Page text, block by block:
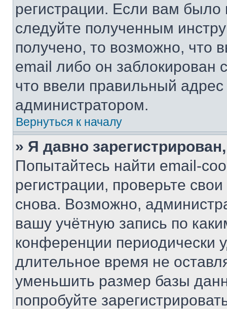
регистрации. Если вам
следуйте полученным
получено, то возможно, что
email либо он
что ввели правильный адрес
администратором.
Вернуться к началу
» Я давно
Попытайтесь найти email-
регистрации, проверьте
снова. Возможно,
вашу учётную запись по
конференции периодически
длительное время не
уменьшить размер базы
попробуйте